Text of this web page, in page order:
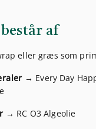
af
eller græs som
→ Every Day
→ RC O3 Algeolie